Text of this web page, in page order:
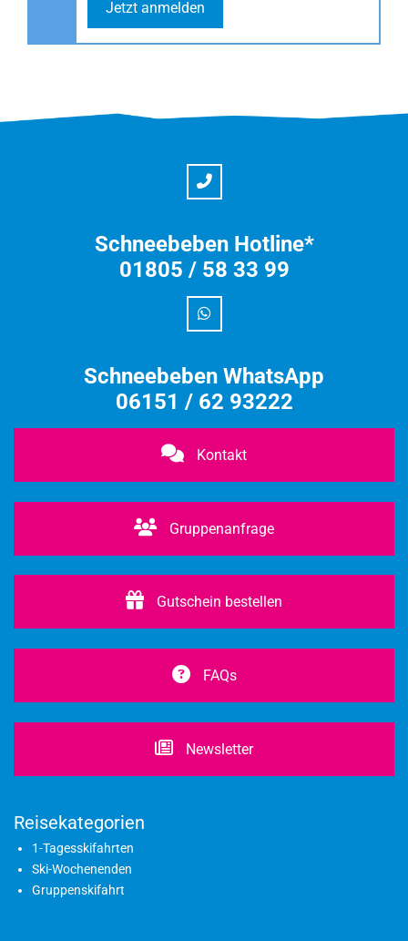
Jetzt anmelden
Schneebeben Hotline*
01805 / 58 33 99
Schneebeben WhatsApp
06151 / 62 93222
Kontakt
Gruppenanfrage
Gutschein bestellen
FAQs
Newsletter
Reisekategorien
1-Tagesskifahrten
Ski-Wochenenden
Gruppenskifahrt